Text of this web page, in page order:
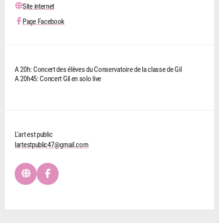
Site internet
Page Facebook
A 20h: Concert des élèves du Conservatoire de la classe de Gil
A 20h45: Concert Gil en solo live
L'art est public
lartestpublic47@gmail.com